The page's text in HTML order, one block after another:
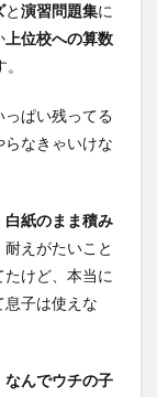
と演習問題集に
上位校への算数
ぱい残ってる
なきゃいけな
白紙のまま積み
えがたいこと
けど、本当に
息子は使えな
なんでウチの子